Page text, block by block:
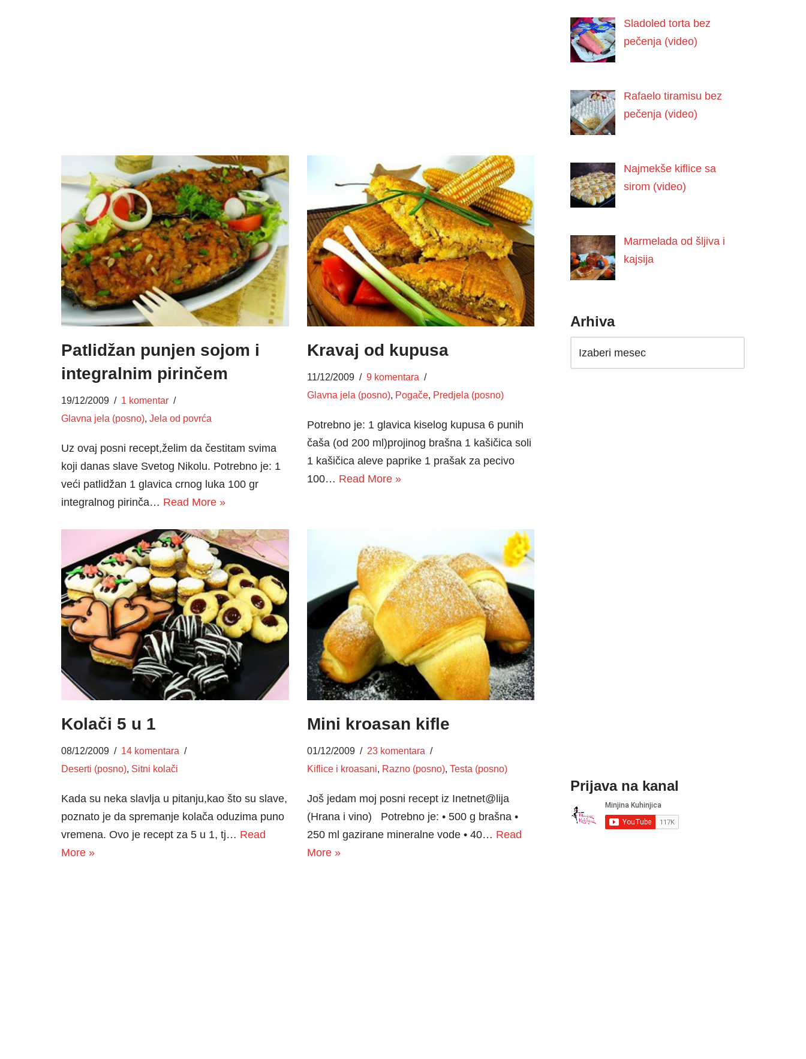
Patlidžan punjen sojom i
integralnim pirinčem
19/12/2009
1 komentar
Glavna jela (posno), Jela od povrća
Uz ovaj posni recept,želim da čestitam svima
koji danas slave Svetog Nikolu. Potrebno je: 1
veći patlidžan 1 glavica crnog luka 100 gr
integralnog pirinča… Read More »
Kravaj od kupusa
11/12/2009
9 komentara
Glavna jela (posno), Pogače, Predjela (posno)
Potrebno je: 1 glavica kiselog kupusa 6 punih
čaša (od 200 ml)projinog brašna 1 kašičica soli
1 kašičica aleve paprike 1 prašak za pecivo
100… Read More »
Kolači 5 u 1
08/12/2009
14 komentara
Deserti (posno) Sitni kolači
Kada su neka slavlja u pitanju,kao što su slave,
poznato je da spremanje kolača oduzima puno
vremena. Ovo je recept za 5 u 1, tj… Read
More »
Mini kroasan kifle
01/12/2009
23 komentara
Kiflice i kroasani Razno (posno), Testa (posno)
Još jedam moj posni recept iz Inetnet@lija
(Hrana i vino) Potrebno je: • 500 g brašna •
250 ml gazirane mineralne vode • 40… Read
More »
Sladoled torta bez
pečenja (video)
Rafaelo tiramisu bez
pečenja (video)
Najmekše kiflice sa
sirom (video)
Marmelada od šljiva i
kajsija
Arhiva
Prijava na kanal